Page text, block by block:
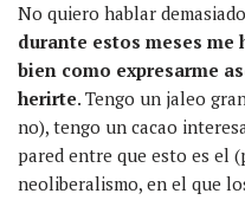
No quiero hablar
durante estos meses me
bien como expresarme
herirte. Tengo un jaleo
no), tengo un cacao
pared entre que esto es el
neoliberalismo, en el que